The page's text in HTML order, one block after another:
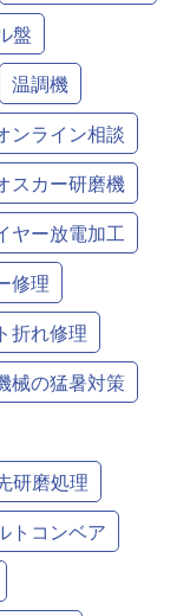
盤
温調機
ンライン相談
スカー研磨機
ヤー放電加工
修理
折れ修理
械の猛暑対策
研磨処理
トコンベア